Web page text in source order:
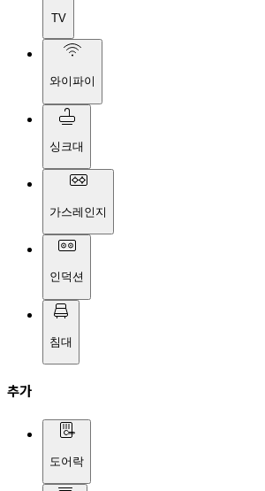
TV
와이파이
싱크대
가스레인지
인덕션
침대
추가
도어락